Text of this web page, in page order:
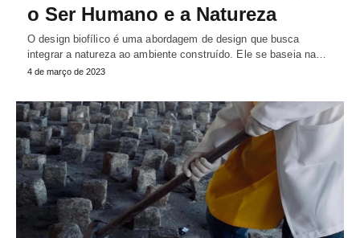
o Ser Humano e a Natureza
O design biofílico é uma abordagem de design que busca
integrar a natureza ao ambiente construído. Ele se baseia na…
4 de março de 2023